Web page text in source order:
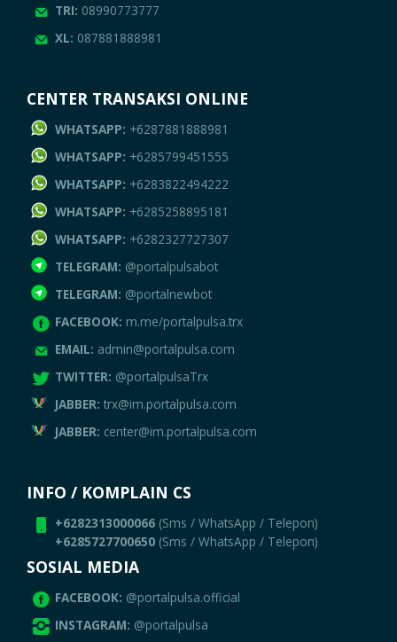
TRI: 08990773777
XL: 087881888981
CENTER TRANSAKSI ONLINE
WHATSAPP: +6287881888981
WHATSAPP: +6285799451555
WHATSAPP: +6283822494222
WHATSAPP: +6285258895181
WHATSAPP: +6282327727307
TELEGRAM: @portalpulsabot
TELEGRAM: @portalnewbot
FACEBOOK: m.me/portalpulsa.trx
EMAIL: admin@portalpulsa.com
TWITTER: @portalpulsaTrx
JABBER:trx@im.portalpulsa.com
JABBER: center@im.portalpulsa.com
INFO / KOMPLAIN CS
+6282313000066 (Sms / WhatsApp / Telepon)
+6285727700650 (Sms / WhatsApp / Telepon)
SOSIAL MEDIA
FACEBOOK: @portalpulsa.official
INSTAGRAM: @portalpulsa